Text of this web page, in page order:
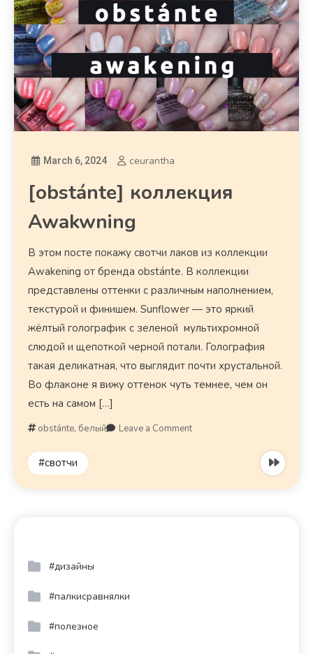
March 6, 2024 ceurantha
[obstánte] коллекция
Awakwning
В этом посте покажу свотчи лаков из коллекции
Awakening от бренда obstánte. В коллекции
представлены оттенки с различным наполнением,
текстурой и финишем. Sunflower — это яркий
жёлтый голографик с зеленой мультихромной
слюдой и щепоткой черной потали. Голография
такая деликатная, что выглядит почти хрустальной.
Во флаконе я вижу оттенок чуть темнее, чем он
есть на самом […]
obstánte, белый Leave a Comment
#свотчи
#дизайны
#палкисравнялки
#полезное